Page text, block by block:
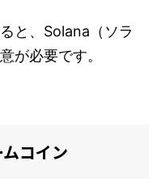
と、Solana（ソラ
が必要です。
コイン